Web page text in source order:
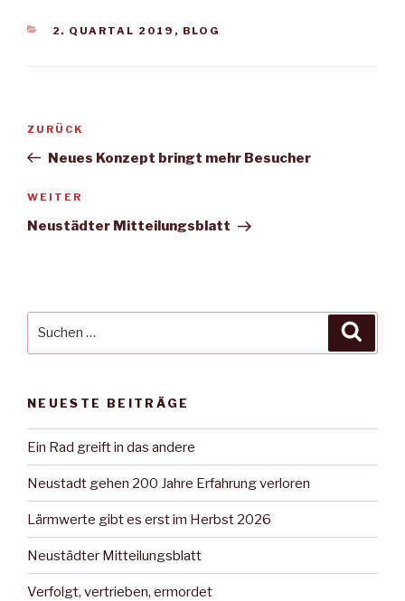
KATEGORIEN
2. QUARTAL 2019 , BLOG
Beitragsnavigation
Vorheriger
Beitrag
ZURÜCK
Neues Konzept bringt mehr Besucher
Nächster
Beitrag
WEITER
Neustädter Mitteilungsblatt
NEUESTE BEITRÄGE
Ein Rad greift in das andere
Neustadt gehen 200 Jahre Erfahrung verloren
Lärmwerte gibt es erst im Herbst 2026
Neustädter Mitteilungsblatt
Verfolgt, vertrieben, ermordet